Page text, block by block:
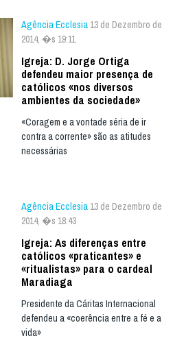
Agência Ecclesia 13 de Dezembro de
2014, �s 19:11
Igreja: D. Jorge Ortiga
defendeu maior presença de
católicos «nos diversos
ambientes da sociedade»
«Coragem e a vontade séria de ir
contra a corrente» são as atitudes
necessárias
Agência Ecclesia 13 de Dezembro de
2014, �s 18:43
Igreja: As diferenças entre
católicos «praticantes» e
«ritualistas» para o cardeal
Maradiaga
Presidente da Cáritas Internacional
defendeu a «coerência entre a fé e a
vida»